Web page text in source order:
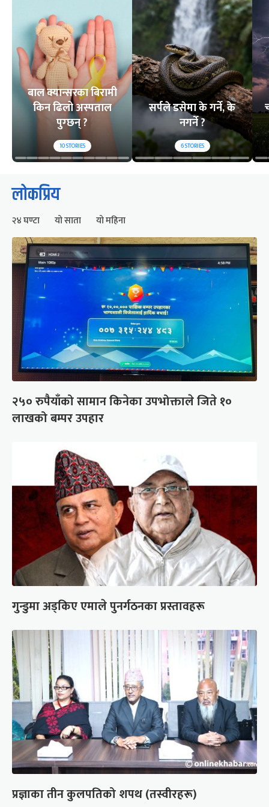
बाल क्यान्सरका बिरामी
किन ढिलो अस्पताल
पुग्छन् ?
10STORIES
सर्पले डसेमा के गर्ने, के
नगर्ने ?
6STORIES
लोकप्रिय
२४ घण्टा यो साता यो महिना
२५० रुपैयाँको सामान किनेका उपभोक्ताले जिते १०
लाखको बम्पर उपहार
गुन्डुमा अड्किए एमाले पुनर्गठनका प्रस्तावहरू
प्रज्ञाका तीन कुलपतिको शपथ (तस्वीरहरू)